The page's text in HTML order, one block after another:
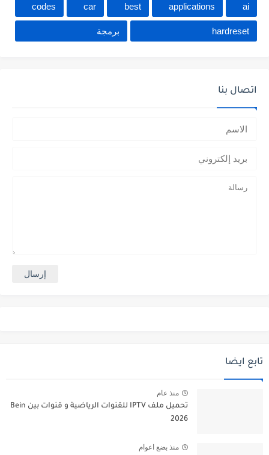
ai
applications
best
car
codes
hardreset برمجة
اتصال بنا
تابع ايضا
منذ عام
تحميل ملف IPTV للقنوات الرياضية و قنوات بين Bein
2026
منذ بضع اعوام